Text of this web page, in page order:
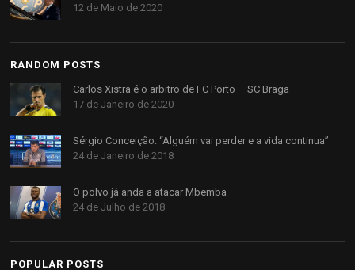
12 de Maio de 2020
RANDOM POSTS
Carlos Xistra é o arbitro de FC Porto – SC Braga
17 de Janeiro de 2020
Sérgio Conceição: “Alguém vai perder e a vida continua”
24 de Janeiro de 2018
O polvo já anda a atacar Mbemba
24 de Julho de 2018
POPULAR POSTS